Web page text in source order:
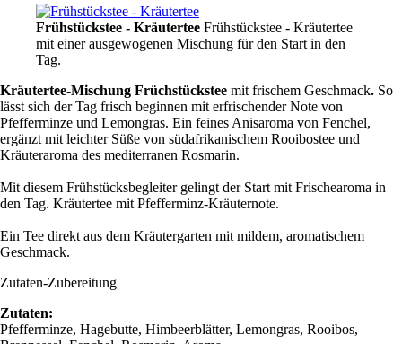
Frühstückstee - Kräutertee Frühstückstee - Kräutertee
mit einer ausgewogenen Mischung für den Start in den
Tag.
Kräutertee-Mischung Früchstückstee mit frischem Geschmack. So
lässt sich der Tag frisch beginnen mit erfrischender Note von
Pfefferminze und Lemongras. Ein feines Anisaroma von Fenchel,
ergänzt mit leichter Süße von südafrikanischem Rooibostee und
Kräuteraroma des mediterranen Rosmarin.
Mit diesem Frühstücksbegleiter gelingt der Start mit Frischearoma in
den Tag. Kräutertee mit Pfefferminz-Kräuternote.
Ein Tee direkt aus dem Kräutergarten mit mildem, aromatischem
Geschmack.
Zutaten-Zubereitung
Zutaten:
Pfefferminze, Hagebutte, Himbeerblätter, Lemongras, Rooibos,